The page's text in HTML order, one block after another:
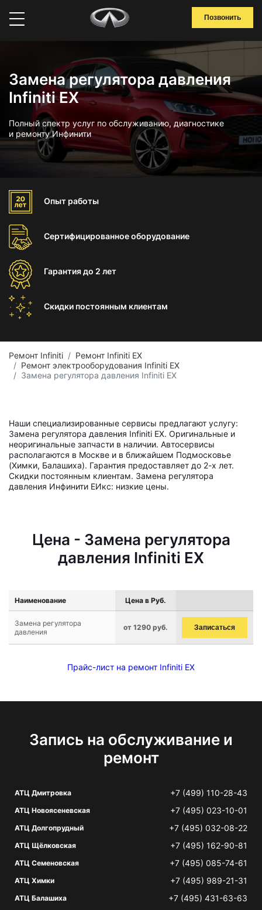
Позвонить
Замена регулятора давления
Infiniti EX
Полный спектр услуг по обслуживанию, диагностике
и ремонту Инфинити
Опыт работы
Сертифицированноеоборудование
Гарантиядо 2 лет
Скидки постоянным клиентам
Ремонт Infiniti
Ремонт Infiniti EX
Ремонт электрооборудования Infiniti EX
Замена регулятора давления Infiniti EX
Наши специализированные сервисы предлагают услугу:
Замена регулятора давления Infiniti EX. Оригинальные и
неоригинальные запчасти в наличии. Автосервисы
располагаются в Москве и в ближайшем Подмосковье
(Химки, Балашиха). Гарантия предоставляет до 2-х лет.
Скидки постоянным клиентам. Замена регулятора
давления Инфинити ЕИкс: низкие цены.
Цена - Замена регулятора
давления Infiniti EX
Наименование Цена в Руб.
Замена регулятора
давления
от 1290 руб. Записаться
Прайс-лист на ремонт Infiniti EX
Запись на обслуживание и
ремонт
АТЦ Дмитровка +7 (499) 110-28-43
АТЦ Новоясеневская +7 (495) 023-10-01
АТЦ Долгопрудный +7 (495) 032-08-22
АТЦ Щёлковская +7 (495) 162-90-81
АТЦ Семеновская +7 (495) 085-74-61
АТЦ Химки +7 (495) 989-21-31
АТЦ Балашиха +7 (495) 431-63-63